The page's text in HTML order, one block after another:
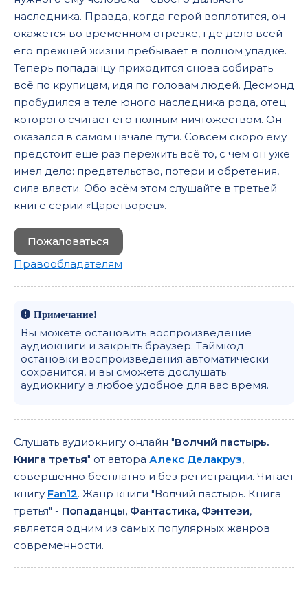
наследника. Правда, когда герой воплотится, он
окажется во временном отрезке, где дело всей
его прежней жизни пребывает в полном упадке.
Теперь попаданцу приходится снова собирать
всё по крупицам, идя по головам людей. Десмонд
пробудился в теле юного наследника рода, отец
которого считает его полным ничтожеством. Он
оказался в самом начале пути. Совсем скоро ему
предстоит еще раз пережить всё то, с чем он уже
имел дело: предательство, потери и обретения,
сила власти. Обо всём этом слушайте в третьей
книге серии «Царетворец».
Пожаловаться
Правообладателям
Примечание!
Вы можете остановить воспроизведение
аудиокниги и закрыть браузер. Таймкод
остановки воспроизведения автоматически
сохранится, и вы сможете дослушать
аудиокнигу в любое удобное для вас время.
Слушать аудиокнигу онлайн "Волчий пастырь.
Книга третья" от автора Алекс Делакруз,
совершенно бесплатно и без регистрации. Читает
книгу Fan12. Жанр книги "Волчий пастырь. Книга
третья" - Попаданцы, Фантастика, Фэнтези,
является одним из самых популярных жанров
современности.